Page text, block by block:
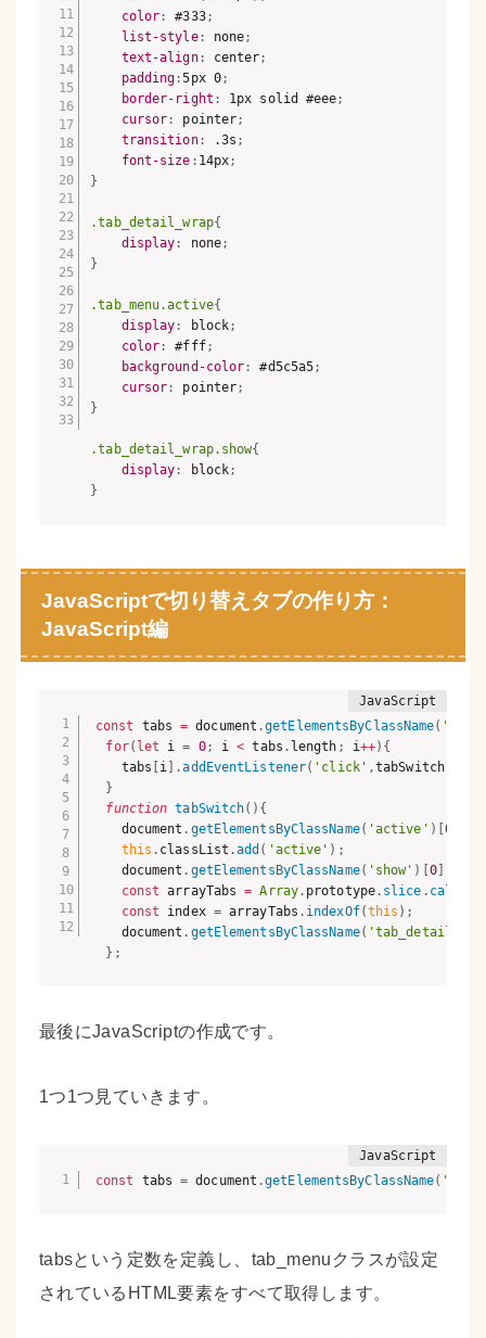
color : #333;
list-style: none;
text-align: center;
padding :5px 0;
border-right : 1px solid #eee;
cursor : pointer;
transition: .3s ;
font-size : 14px;
}
.tab_detail_wrap{
display : none;
}
.tab_menu.active{
display : block;
color : #fff;
background-color : #d5c5a5;
cursor : pointer;
}
.tab_detail_wrap.show{
display : block;
}
JavaScriptで切り替えタブの作り方：
JavaScript編
const tabs = document .getElementsByClassName(
for( let i = 0; i < tabs . length ; i++) {
    tabs
[i ] .addEventListener( 'click' ,tabSwitch)
}
function tabSwitch( ) {
    document
. getElementsByClassName( 'active' ) [0
this . classList .add ( 'active' ) ;
    document
. getElementsByClassName( 'show' ) [0]
const arrayTabs = Array. prototype. slice . call
const index = arrayTabs . indexOf(this ) ;
    document
. getElementsByClassName(
} ;
最後にJavaScriptの作成です。
1つ1つ見ていきます。
const tabs = document .getElementsByClassName(
tabsという定数を定義し、tab_menuクラスが設定
されているHTML要素をすべて取得します。